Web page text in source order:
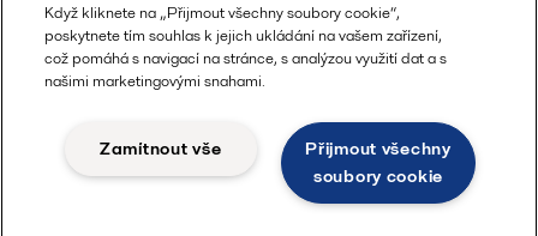
Zásady používání souborů cookie
Komunitní pravidla
Právní podmínky
Když kliknete na „Přijmout všechny soubory cookie“,
poskytnete tím souhlas k jejich ukládání na vašem zařízení,
což pomáhá s navigací na stránce, s analýzou využití dat a s
našimi marketingovými snahami.
Přijmout všechny
soubory cookie
Zamítnout vše